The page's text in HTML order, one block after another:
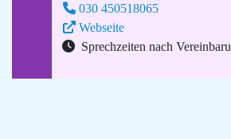
030 450518065
Webseite
Sprechzeiten nach